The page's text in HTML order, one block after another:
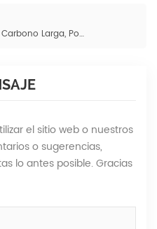
Plásticos Reforzados Con Fibra De Carbono Larga, Poliamida 6 De Nailon De Alta Calidad LFT-G
el sitio web o nuestros
o sugerencias,
lo antes posible. Gracias